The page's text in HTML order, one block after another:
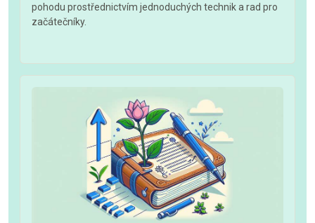
pohodu prostřednictvím jednoduchých technik a rad pro
začátečníky.